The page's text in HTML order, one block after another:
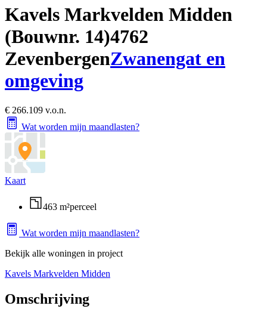
Kavels Markvelden Midden
(Bouwnr. 14)4762
ZevenbergenZwanengat en
omgeving
€ 266.109 v.o.n.
Wat worden mijn maandlasten?
Kaart
463 m²perceel
Wat worden mijn maandlasten?
Bekijk alle woningen in project
Kavels Markvelden Midden
Omschrijving